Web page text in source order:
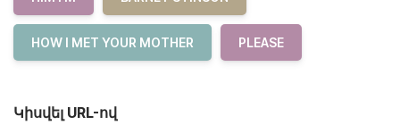
HOW I MET YOUR MOTHER PLEASE
Կիսվել URL-ով